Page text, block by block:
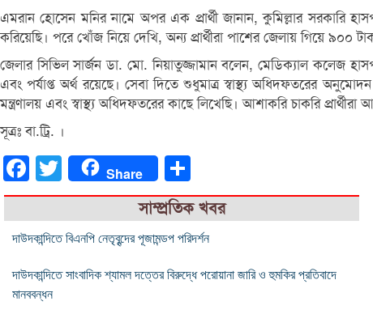
এমরান হোসেন মনির নামে অপর এক প্রার্থী জানান, কুমিল্লার সরকারি
করিয়েছি। পরে খোঁজ নিয়ে দেখি, অন্য প্রার্থীরা পাশের জেলায় গিয়ে ৯০০
জেলার সিভিল সার্জন ডা. মো. নিয়াতুজ্জামান বলেন, মেডিক্যাল কলেজ
এবং পর্যাপ্ত অর্থ রয়েছে। সেবা দিতে শুধুমাত্র স্বাস্থ্য অধিদফতরের
মন্ত্রণালয় এবং স্বাস্থ্য অধিদফতরের কাছে লিখেছি। আশাকরি চাকরি
সূত্রঃ বা.ট্রি. ।
FacebookTwitter Share
সাম্প্রতিক খবর
দাউদকান্দিতে বিএনপি নেতৃবৃন্দের পূজামন্ডপ পরিদর্শন
দাউদকান্দিতে সাংবাদিক শ্যামল দত্তের বিরুদ্ধে পরোয়ানা জারি ও হুমকির প্রতিবাদে
মানববন্ধন